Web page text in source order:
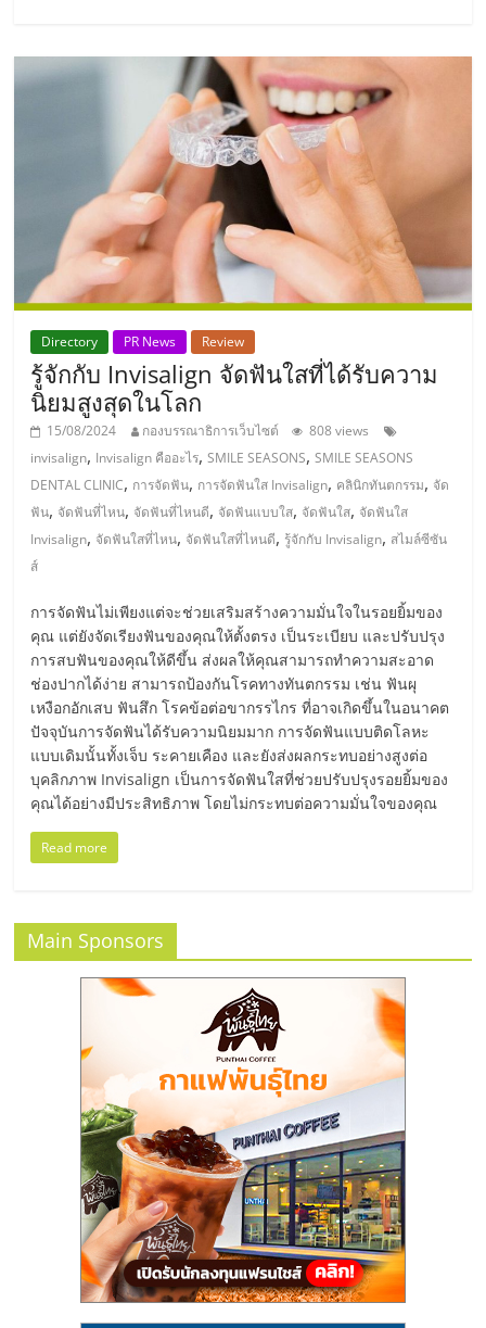
ไชส์,
ที่
ปรึกษา
แฟ
รน
ไชส์,
รวม
แฟ
รน
ไชส์
ขาย
แฟ
รน
ไชส์
แฟ
รน
ไชส์
ขาย
หน้า
บ้าน
ลงทุน
น้อย
Directory PR News Review
รู้จักกับ Invisalign จัดฟันใสที่ได้รับความ
นิยมสูงสุดในโลก
15/08/2024 กองบรรณาธิการเว็บไซต์
808 views
invisalign, Invisalign คืออะไร,SMILE SEASONS,SMILE SEASONS
DENTAL CLINIC, การจัดฟัน, การจัดฟันใส Invisalign, คลินิกทันตกรรม, จัด
ฟัน, จัดฟันที่ไหน, จัดฟันที่ไหนดี, จัดฟันแบบใส, จัดฟันใส, จัดฟันใส
Invisalign, จัดฟันใสที่ไหน, จัดฟันใสที่ไหนดี, รู้จักกับ Invisalign, สไมล์ซีซัน
ส์
การจัดฟันไม่เพียงแต่จะช่วยเสริมสร้างความมั่นใจในรอยยิ้มของ
คุณ แต่ยังจัดเรียงฟันของคุณให้ตั้งตรง เป็นระเบียบ และปรับปรุง
การสบฟันของคุณให้ดีขึ้น ส่งผลให้คุณสามารถทำความสะอาด
ช่องปากได้ง่าย สามารถป้องกันโรคทางทันตกรรม เช่น ฟันผุ
เหงือกอักเสบ ฟันสึก โรคข้อต่อขากรรไกร ที่อาจเกิดขึ้นในอนาคต
ปัจจุบันการจัดฟันได้รับความนิยมมาก การจัดฟันแบบติดโลหะ
แบบเดิมนั้นทั้งเจ็บ ระคายเคือง และยังส่งผลกระทบอย่างสูงต่อ
บุคลิกภาพ Invisalign เป็นการจัดฟันใสที่ช่วยปรับปรุงรอยยิ้มของ
คุณได้อย่างมีประสิทธิภาพ โดยไม่กระทบต่อความมั่นใจของคุณ
Read more
Main Sponsors